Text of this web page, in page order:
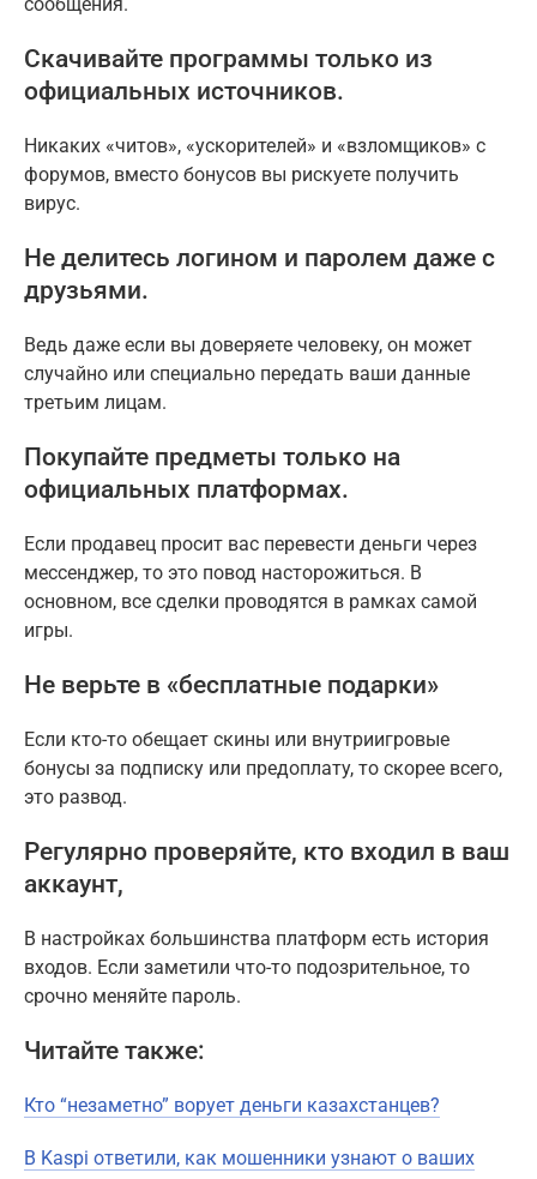
сообщения.
Скачивайте программы только из
официальных источников.
Никаких «читов», «ускорителей» и «взломщиков» с
форумов, вместо бонусов вы рискуете получить
вирус.
Не делитесь логином и паролем даже с
друзьями.
Ведь даже если вы доверяете человеку, он может
случайно или специально передать ваши данные
третьим лицам.
Покупайте предметы только на
официальных платформах.
Если продавец просит вас перевести деньги через
мессенджер, то это повод насторожиться. В
основном, все сделки проводятся в рамках самой
игры.
Не верьте в «бесплатные подарки»
Если кто-то обещает скины или внутриигровые
бонусы за подписку или предоплату, то скорее всего,
это развод.
Регулярно проверяйте, кто входил в ваш
аккаунт,
В настройках большинства платформ есть история
входов. Если заметили что-то подозрительное, то
срочно меняйте пароль.
Читайте также:
Кто “незаметно” ворует деньги казахстанцев?
В Kaspi ответили, как мошенники узнают о ваших